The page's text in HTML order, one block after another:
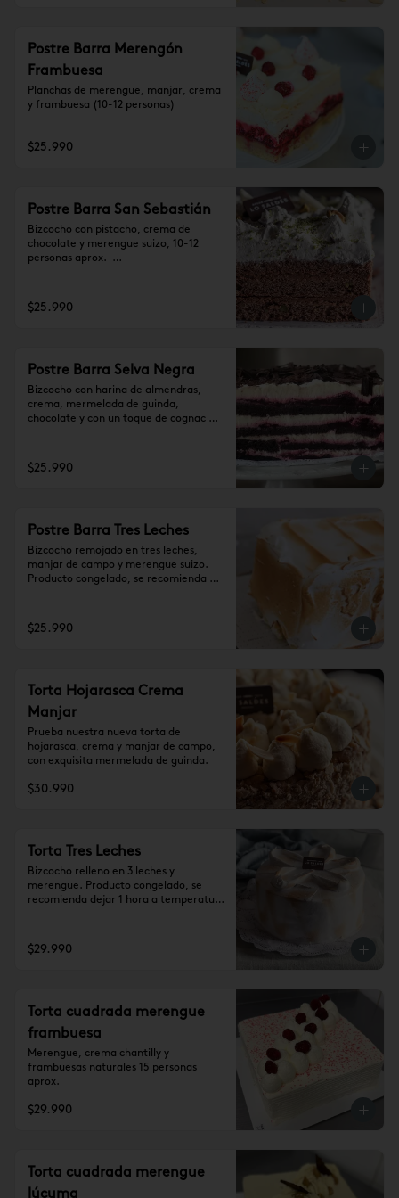
Postre Barra Merengón
Frambuesa
Planchas de merengue, manjar, crema
y frambuesa (10-12 personas)
$25.990
Postre Barra San Sebastián
Bizcocho con pistacho, crema de
chocolate y merengue suizo, 10-12
personas aprox.
consumir.
$25.990
Postre Barra Selva Negra
Bizcocho con harina de almendras,
crema, mermelada de guinda,
chocolate y con un toque de cognac
$25.990
Postre Barra Tres Leches
Bizcocho remojado en tres leches,
manjar de campo y merengue suizo.
Producto congelado, se recomienda
$25.990
Torta Hojarasca Crema
Manjar
Prueba nuestra nueva torta de
hojarasca, crema y manjar de campo,
con exquisita mermelada de guinda.
$30.990
Torta Tres Leches
Bizcocho relleno en 3 leches y
merengue. Producto congelado, se
recomienda dejar 1 hora a temperatura
$29.990
Torta cuadrada merengue
frambuesa
Merengue, crema chantilly y
frambuesas naturales 15 personas
aprox.
$29.990
Torta cuadrada merengue
lúcuma